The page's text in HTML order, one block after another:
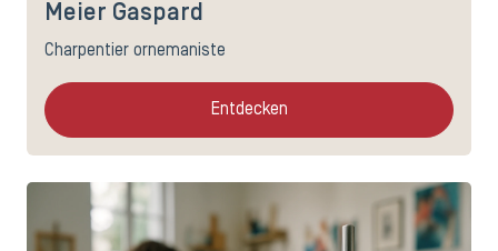
Meier Gaspard
Charpentier ornemaniste
Entdecken